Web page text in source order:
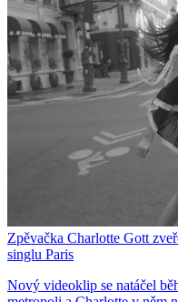
Zpěvačka Charlotte Gott
singlu Paris
Nový videoklip se natáčel